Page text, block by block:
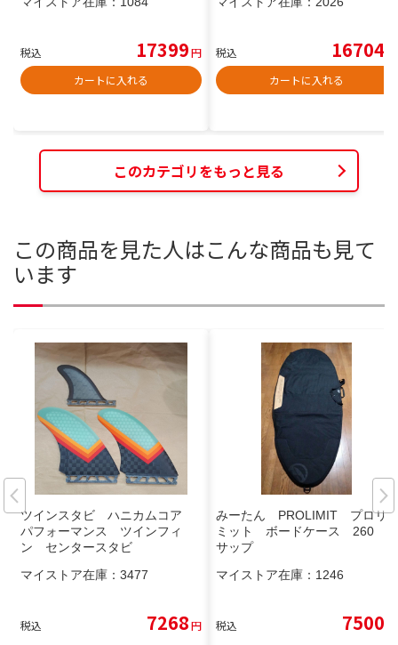
税込 17399円
カートに入れる
税込 16704
カートに入れる
このカテゴリをもっと見る
この商品を見た人はこんな商品も見て
います
ツインスタビ ハニカムコア
パフォーマンス ツインフィ
ン センタースタビ
マイストア在庫： 3477
税込 7268円
みーたん PROLIMIT プロリ
ミット ボードケース 260
サップ
マイストア在庫： 1246
税込 7500